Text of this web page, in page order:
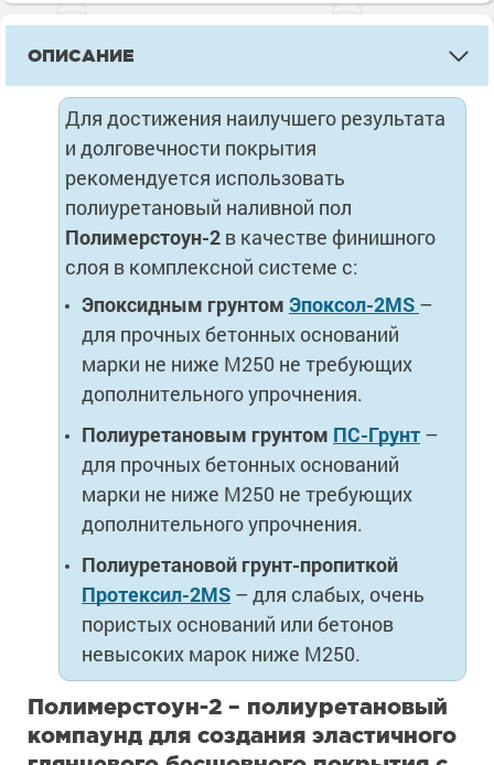
ОПИСАНИЕ
Для достижения наилучшего результата
и долговечности покрытия
рекомендуется использовать
полиуретановый наливной пол
Полимерстоун-2 в качестве финишного
слоя в комплексной системе с:
Эпоксидным грунтом Эпоксол-2MS –
для прочных бетонных оснований
марки не ниже М250 не требующих
дополнительного упрочнения.
Полиуретановым грунтом ПС-Грунт –
для прочных бетонных оснований
марки не ниже М250 не требующих
дополнительного упрочнения.
Полиуретановой грунт-пропиткой
Протексил-2MS – для слабых, очень
пористых оснований или бетонов
невысоких марок ниже М250.
Полимерстоун-2 – полиуретановый
компаунд для создания эластичного